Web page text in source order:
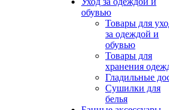
обувью
Товары для
за одеждой и
обувью
Товары для
хранения
Гладильные
Сушилки для
белья